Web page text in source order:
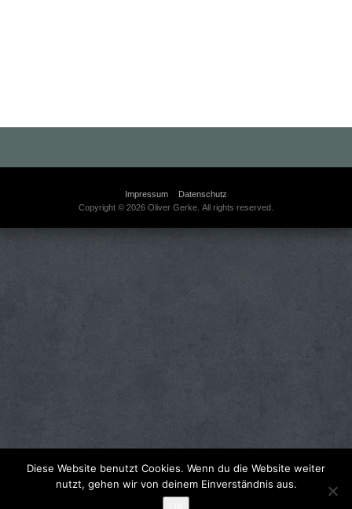
Impressum
Datenschutz
Copyright © 2026 Oliver Gerke. All rights reserved.
Diese Website benutzt Cookies. Wenn du die Website weiter
nutzt, gehen wir von deinem Einverständnis aus.